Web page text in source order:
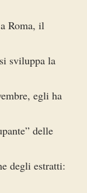
Roma, il
sviluppa la
egli ha
delle
degli estratti: